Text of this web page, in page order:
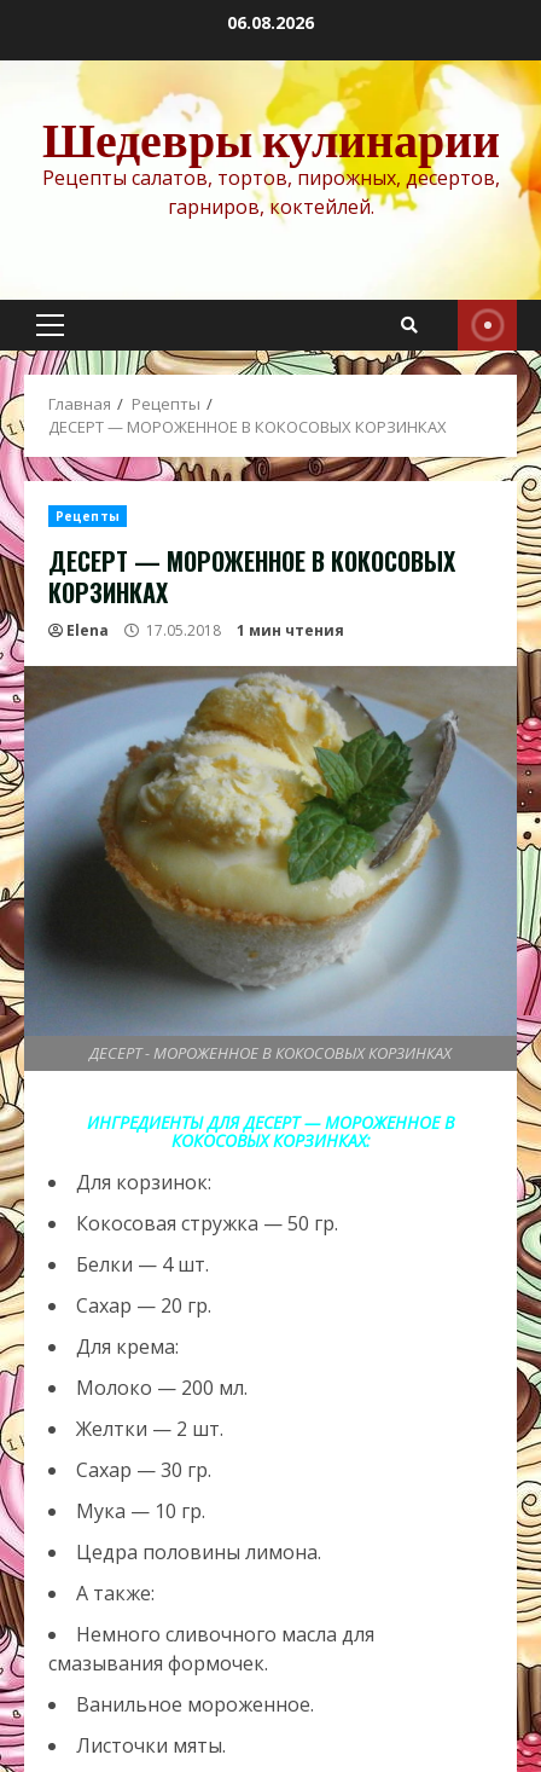
содержимому
06.08.2026
Шедевры кулинарии
Рецепты салатов, тортов, пирожных, десертов,
гарниров, коктейлей.
Основное
меню
Главная
Рецепты
ДЕСЕРТ — МОРОЖЕННОЕ В КОКОСОВЫХ КОРЗИНКАХ
Рецепты
ДЕСЕРТ — МОРОЖЕННОЕ В КОКОСОВЫХ
КОРЗИНКАХ
Elena 17.05.2018 1 мин чтения
ДЕСЕРТ - МОРОЖЕННОЕ В КОКОСОВЫХ КОРЗИНКАХ
ИНГРЕДИЕНТЫ ДЛЯ ДЕСЕРТ — МОРОЖЕННОЕ В
КОКОСОВЫХ КОРЗИНКАХ:
Для корзинок:
Кокосовая стружка — 50 гр.
Белки — 4 шт.
Сахар — 20 гр.
Для крема:
Молоко — 200 мл.
Желтки — 2 шт.
Сахар — 30 гр.
Мука — 10 гр.
Цедра половины лимона.
А также:
Немного сливочного масла для
смазывания формочек.
Ванильное мороженное.
Листочки мяты.